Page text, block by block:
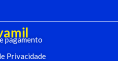
pagamento
Privacidade